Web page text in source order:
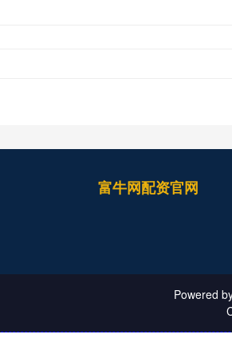
富牛网配资官网
Powered